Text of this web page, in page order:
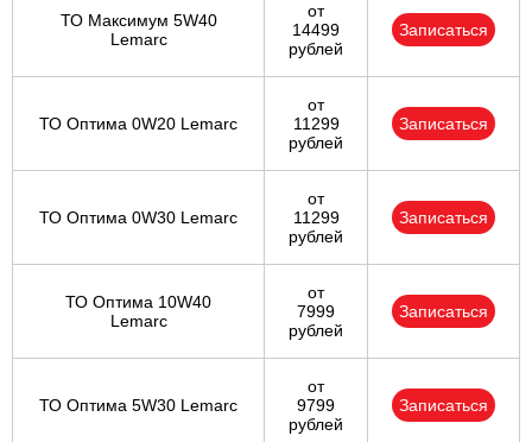
ТО Максимум 5W40
Lemarc
от
14499
рублей
Записаться
ТО Оптима 0W20 Lemarc
от
11299
рублей
Записаться
ТО Оптима 0W30 Lemarc
от
11299
рублей
Записаться
ТО Оптима 10W40
Lemarc
от
7999
рублей
Записаться
ТО Оптима 5W30 Lemarc
от
9799
рублей
Записаться